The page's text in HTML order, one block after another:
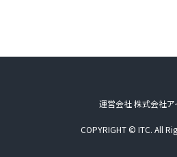
運営会社 株式会社ア
COPYRIGHT © ITC. All